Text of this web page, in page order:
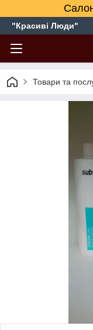
"Красиві Люди"
Товари та